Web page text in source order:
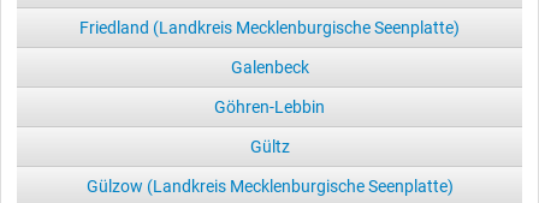
Friedland (Landkreis Mecklenburgische Seenplatte)
Galenbeck
Göhren-Lebbin
Gültz
Gülzow (Landkreis Mecklenburgische Seenplatte)